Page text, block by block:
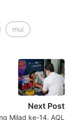
mui
Next Post
Milad ke-14, AQL